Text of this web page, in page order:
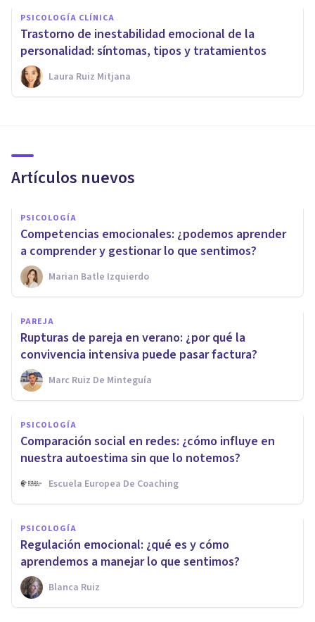
PSICOLOGÍA CLÍNICA
Trastorno de inestabilidad emocional de la
personalidad: síntomas, tipos y tratamientos
Laura Ruiz Mitjana
Artículos nuevos
PSICOLOGÍA
Competencias emocionales: ¿podemos aprender
a comprender y gestionar lo que sentimos?
Marian Batle Izquierdo
PAREJA
Rupturas de pareja en verano: ¿por qué la
convivencia intensiva puede pasar factura?
Marc Ruiz De Minteguía
PSICOLOGÍA
Comparación social en redes: ¿cómo influye en
nuestra autoestima sin que lo notemos?
Escuela Europea De Coaching
PSICOLOGÍA
Regulación emocional: ¿qué es y cómo
aprendemos a manejar lo que sentimos?
Blanca Ruiz